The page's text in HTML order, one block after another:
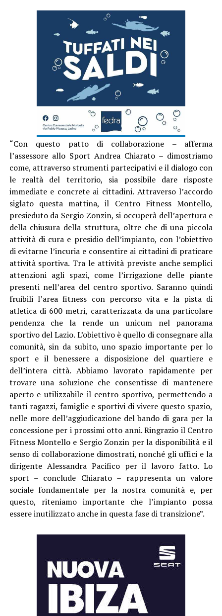
“Con questo patto di collaborazione – afferma
l’assessore allo Sport Andrea Chiarato – dimostriamo
come, attraverso strumenti partecipativi e il dialogo con
le realtà del territorio, sia possibile dare risposte
immediate e concrete ai cittadini. Attraverso l’accordo
siglato questa mattina, il Centro Fitness Montello,
presieduto da Sergio Zonzin, si occuperà dell’apertura e
della chiusura della struttura, oltre che di una piccola
attività di cura e presidio dell’impianto, con l’obiettivo
di evitarne l’incuria e consentire ai cittadini di praticare
attività sportiva. Tra le attività previste anche semplici
attenzioni agli spazi, come l’irrigazione delle piante
presenti nell’area del centro sportivo. Saranno quindi
fruibili l’area fitness con percorso vita e la pista di
atletica di 600 metri, caratterizzata da una particolare
pendenza che la rende un unicum nel panorama
sportivo del Lazio. L’obiettivo è quello di consegnare alla
comunità, sin da subito, uno spazio importante per lo
sport e il benessere a disposizione del quartiere e
dell’intera città. Abbiamo lavorato rapidamente per
trovare una soluzione che consentisse di mantenere
aperto e utilizzabile il centro sportivo, permettendo a
tanti ragazzi, famiglie e sportivi di vivere questo spazio,
nelle more dell’aggiudicazione del bando di gara per la
concessione per i prossimi otto anni. Ringrazio il Centro
Fitness Montello e Sergio Zonzin per la disponibilità e il
senso di collaborazione dimostrati, nonché gli uffici e la
dirigente Alessandra Pacifico per il lavoro fatto. Lo
sport – conclude Chiarato – rappresenta un valore
sociale fondamentale per la nostra comunità e, per
questo, riteniamo importante che l’impianto possa
essere inutilizzato anche in questa fase di transizione”.